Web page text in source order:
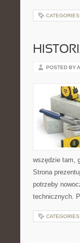
CATEGORIES:
POSTED BY
wszędzie tam,
Strona
potrzeby
technicznych.
CATEGORIES: